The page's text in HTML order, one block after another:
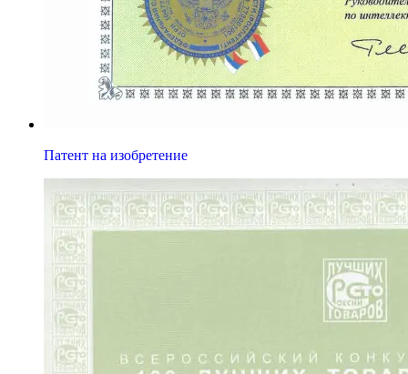
Патент на изобретение